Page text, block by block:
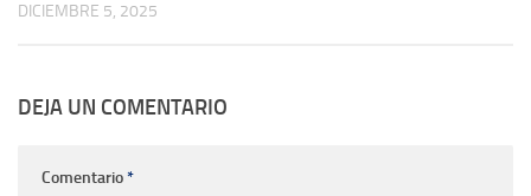
DICIEMBRE 5, 2025
DEJA UN COMENTARIO
Comentario*